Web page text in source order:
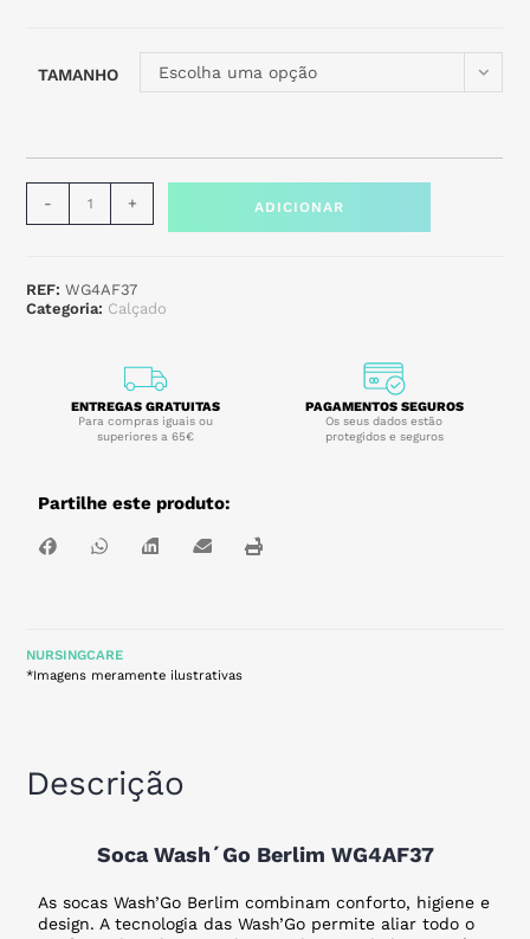
TAMANHO Escolha uma opção
- + ADICIONAR
REF:WG4AF37
Categoria: Calçado
ENTREGAS GRATUITAS
Para compras iguais ou
superiores a 65€
PAGAMENTOS SEGUROS
Os seus dados estão
protegidos e seguros
Partilhe este produto:
NURSINGCARE
*Imagens meramente ilustrativas
Descrição
Soca Wash´Go Berlim WG4AF37
As socas Wash’Go Berlim combinam conforto, higiene e
design. A tecnologia das Wash’Go permite aliar todo o